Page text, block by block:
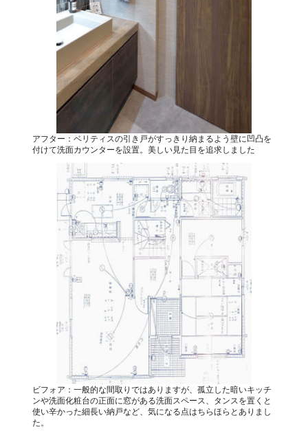
アフター：ベリティスの引き戸がすっきり納まるよう壁に凹凸を
付けて洗面カウンターを設置。美しい見た目を追求しました
ビフォア：一般的な間取りではありますが、孤立した暗いキッチ
ンや洗面化粧台の正面に窓がある洗面スペース、タンスを置くと
使い辛かった細長い納戸など、気になる点はちらほらとありまし
た。